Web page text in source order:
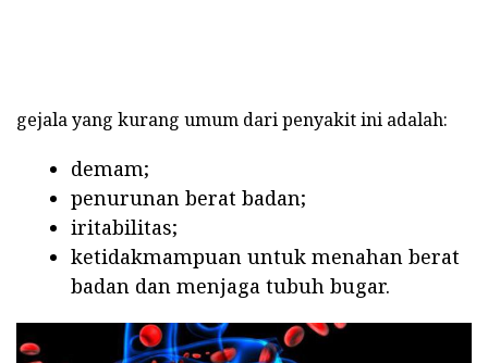
gejala yang kurang umum dari penyakit ini adalah:
demam;
penurunan berat badan;
iritabilitas;
ketidakmampuan untuk menahan berat
badan dan menjaga tubuh bugar.